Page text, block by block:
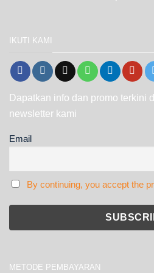
IKUTI KAMI
Dapatkan info dan promo terkini
newsletter kami
Email
By continuing, you accept the
METODE PEMBAYARAN